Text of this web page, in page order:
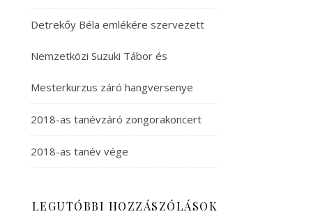
Detrekőy Béla emlékére szervezett
Nemzetközi Suzuki Tábor és
Mesterkurzus záró hangversenye
2018-as tanévzáró zongorakoncert
2018-as tanév vége
LEGUTÓBBI HOZZÁSZÓLÁSOK